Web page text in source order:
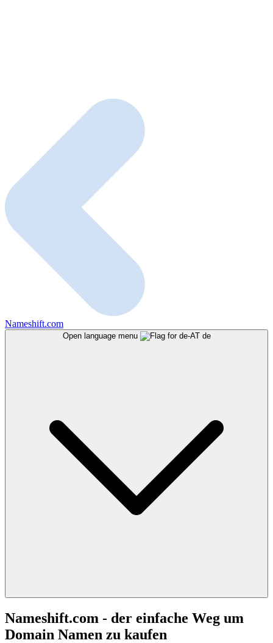
Nameshift.com
Open language menu de
Nameshift.com - der einfache Weg um
Domain Namen zu kaufen